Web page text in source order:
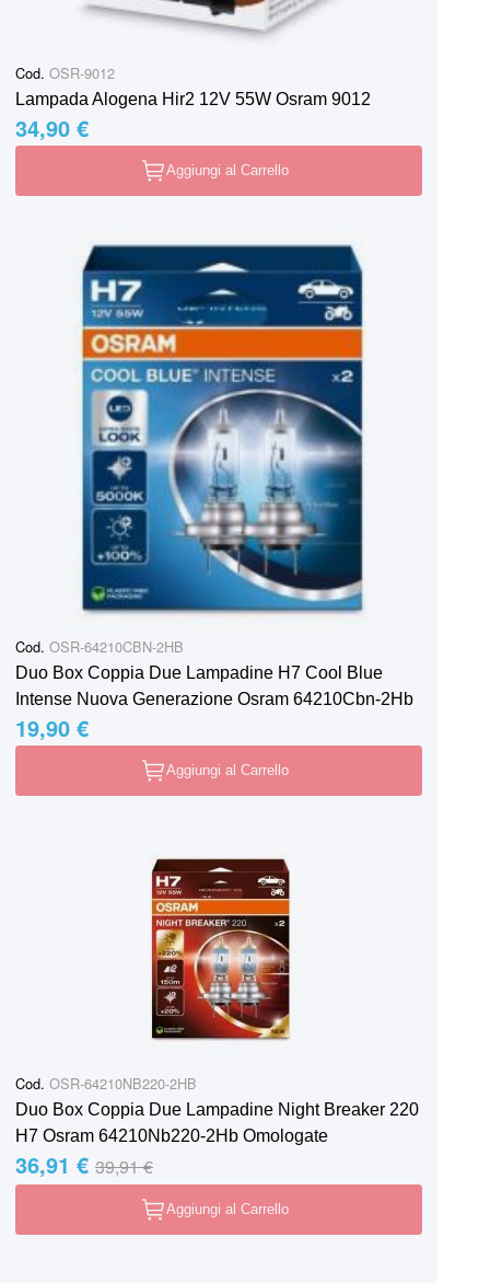
Cod. OSR-9012
Lampada Alogena Hir2 12V 55W Osram 9012
34,90 €
Aggiungi al Carrello
Cod. OSR-64210CBN-2HB
Duo Box Coppia Due Lampadine H7 Cool Blue
Intense Nuova Generazione Osram 64210Cbn-2Hb
19,90 €
Aggiungi al Carrello
Cod. OSR-64210NB220-2HB
Duo Box Coppia Due Lampadine Night Breaker 220
H7 Osram 64210Nb220-2Hb Omologate
Special Price
36,91 € Regular Price
39,91 €
Aggiungi al Carrello